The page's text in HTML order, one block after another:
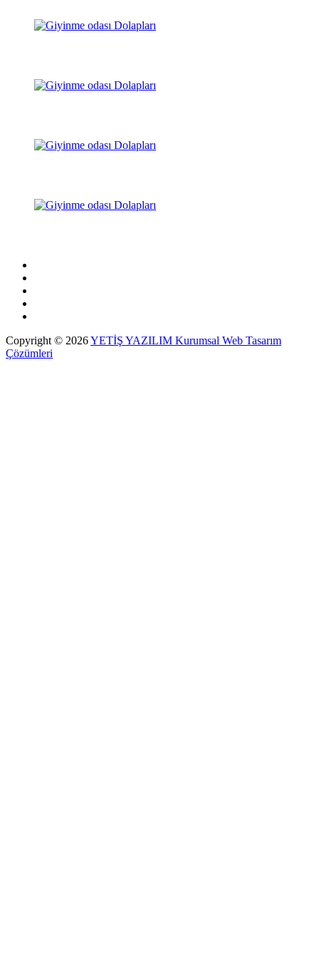
Copyright © 2026YETİŞ YAZILIM Kurumsal Web Tasarım
Çözümleri